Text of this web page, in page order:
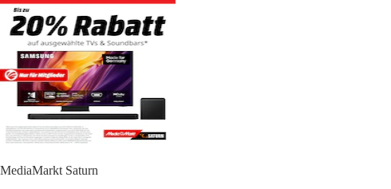
MediaMarkt Saturn